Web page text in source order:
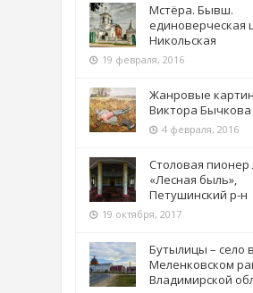
Мстёра. Бывш.
единоверческая
Никольская
19 февраля, 2016
Жанровые
Виктора Бычкова
4 февраля, 2016
Столовая пионер
«Лесная быль»,
Петушинский р-н
19 октября, 2017
Бутылицы – село в
Меленковском
Владимирской